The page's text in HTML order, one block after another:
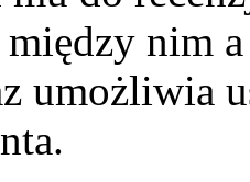
nim
umożliwia